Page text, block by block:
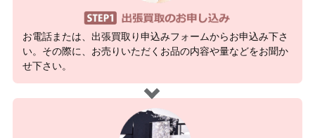
お電話または、出張買取り申込みフォームからお申込み下さ
い。その際に、お売りいただくお品の内容や量などをお聞か
せ下さい。